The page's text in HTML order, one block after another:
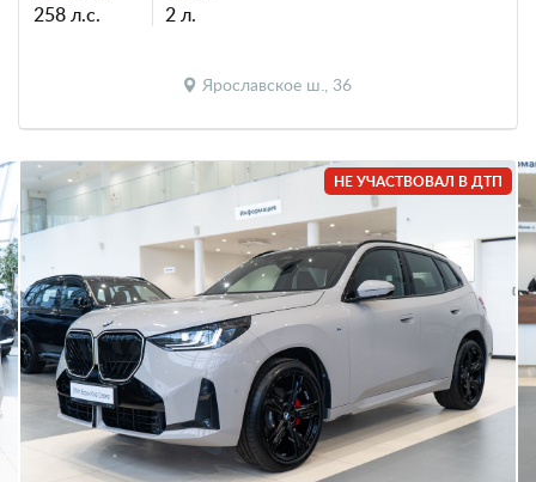
258 л.с. 2 л.
Ярославское ш., 36
НЕ УЧАСТВОВАЛ В ДТП